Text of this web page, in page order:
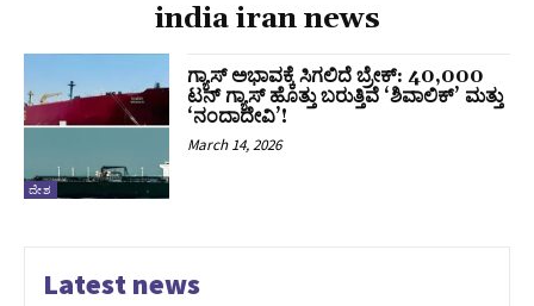
india iran news
ದೇಶ
ಗ್ಯಾಸ್ ಅಭಾವಕ್ಕೆ ಸಿಗಲಿದೆ ಬ್ರೇಕ್: 40,000
ಟನ್ ಗ್ಯಾಸ್ ಹೊತ್ತು ಬರುತ್ತಿವೆ ‘ಶಿವಾಲಿಕ್’ ಮತ್ತು
‘ನಂದಾದೇವಿ’!
March 14, 2026
Latest news